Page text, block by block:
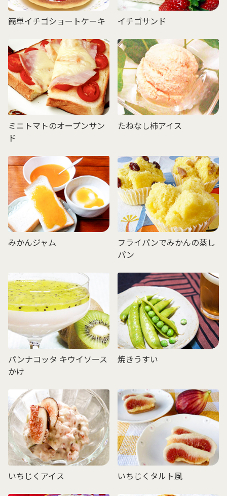
簡単イチゴショートケーキ イチゴサンド
ミニトマトのオープンサン
ド
たねなし柿アイス
みかんジャム
フライパンでみかんの蒸し
パン
パンナコッタ キウイソース
かけ
焼きうすい
いちじくアイス いちじくタルト風